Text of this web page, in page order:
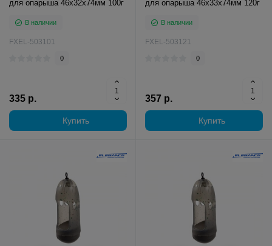
для опарыша 46х32х74мм 100г
В наличии
FXEL-503101
0
335 р.
Купить
для опарыша 46х33х74мм 120г
В наличии
FXEL-503121
0
357 р.
Купить